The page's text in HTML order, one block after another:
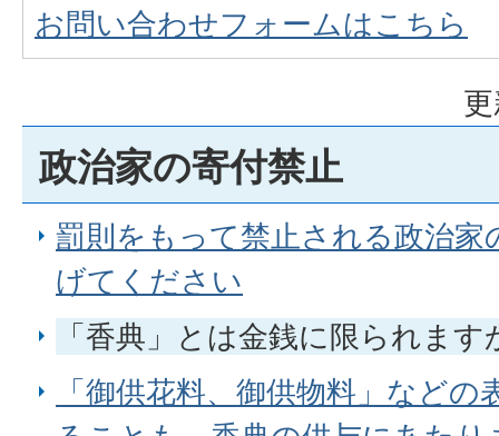
お問い合わせフォームはこちら
政治家の寄付禁止
罰則をもって禁止される政治家
げてください
「香典」とは金銭に限られます
「御供花料、御供物料」など